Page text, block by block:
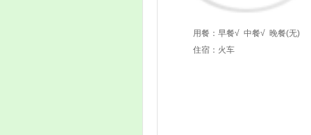
用餐： 早餐√ 中餐√ 晚餐(无)
住宿：火车